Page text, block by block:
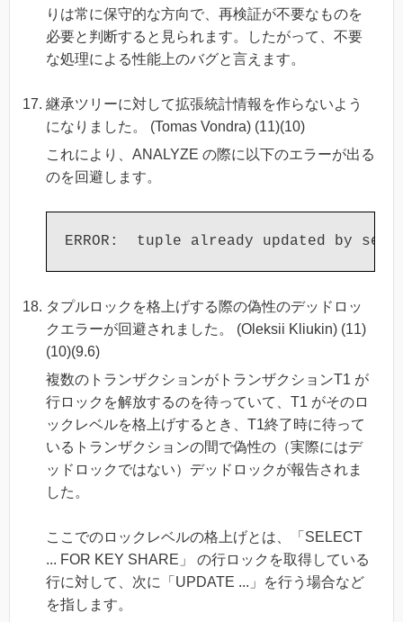
りは常に保守的な方向で、再検証が不要なものを
必要と判断すると見られます。したがって、不要
な処理による性能上のバグと言えます。
継承ツリーに対して拡張統計情報を作らないよう
になりました。 (Tomas Vondra) (11)(10)
これにより、ANALYZE の際に以下のエラーが出る
のを回避します。
タプルロックを格上げする際の偽性のデッドロッ
クエラーが回避されました。 (Oleksii Kliukin) (11)
(10)(9.6)
複数のトランザクションがトランザクションT1 が
行ロックを解放するのを待っていて、T1 がそのロ
ックレベルを格上げするとき、T1終了時に待って
いるトランザクションの間で偽性の（実際にはデ
ッドロックではない）デッドロックが報告されま
した。
ここでのロックレベルの格上げとは、「SELECT
... FOR KEY SHARE」 の行ロックを取得している
行に対して、次に「UPDATE ...」を行う場合など
を指します。